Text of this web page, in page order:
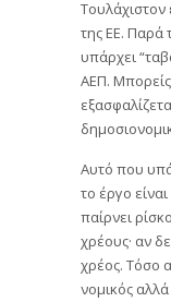
της ΕΕ. Παρά
υπάρχει
ΑΕΠ. Μπορείς
Αυτό που
το έργο
παίρνει
χρέους· αν
χρέος. Τόσο
νομικός